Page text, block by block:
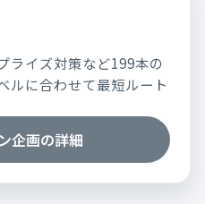
ライズ対策など199本の
ルに合わせて最短ルート
企画の詳細